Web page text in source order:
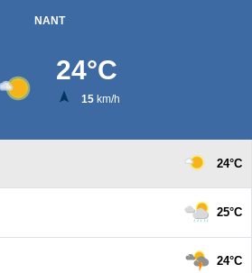
NANT
24°C
15km/h
24°C
25°C
24°C